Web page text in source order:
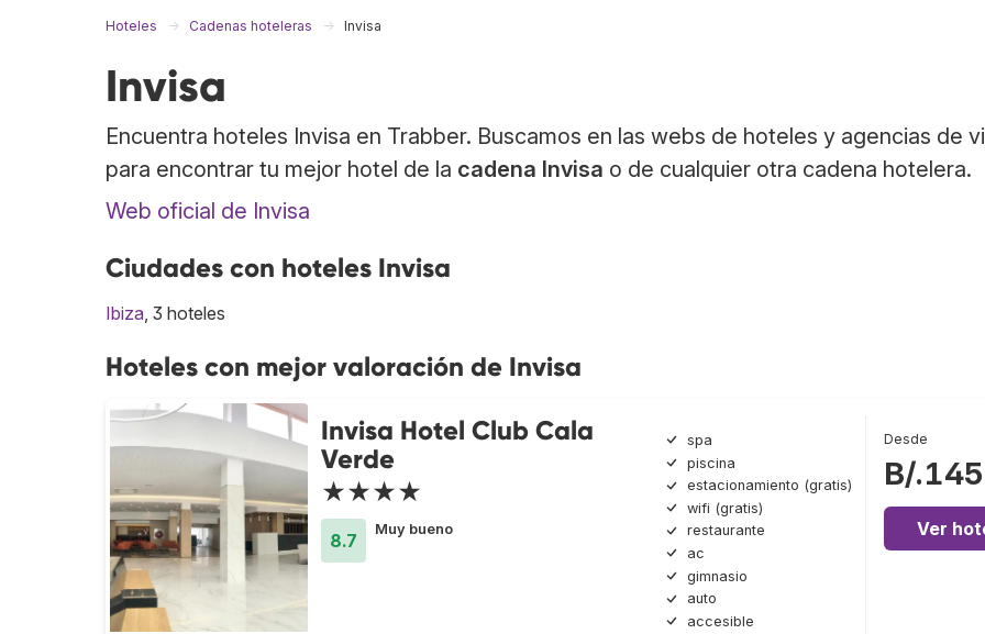
Hoteles Cadenas hoteleras Invisa
Invisa
Encuentra hoteles Invisa en Trabber. Buscamos en las webs de hoteles y agencias de
para encontrar tu mejor hotel de la cadena Invisa o de cualquier otra cadena hotelera.
Web oficial de Invisa
Ciudades con hoteles Invisa
Ibiza, 3 hoteles
Hoteles con mejor valoración de Invisa
Invisa Hotel Club Cala
Verde
★★★★
8.7
Muy bueno
spa
piscina
estacionamiento (gratis)
wifi (gratis)
restaurante
ac
gimnasio
auto
accesible
Desde
B/.145
Ver